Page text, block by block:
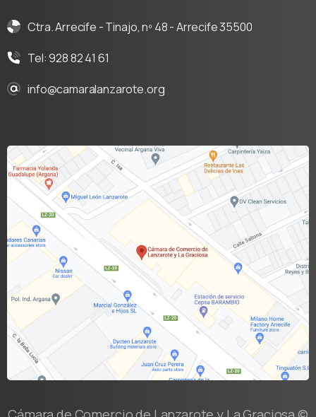
Ctra. Arrecife - Tinajo, nº 48 - Arrecife 35500
Tel: 928 82 41 61
info@camaralanzarote.org